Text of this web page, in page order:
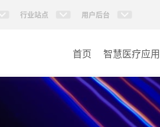
行业站点 用户后台
首页 智慧医疗应用